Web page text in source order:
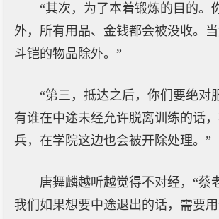
“其次，为了本着锻炼的目的。
外，所有用品、金钱都会被没收。
斗铠的物品除外。”
“第三，抵达之后，你们要绝对
有谁在中途未经允许脱离训练的话
兵，在学院这边也会被开除处理。”
唐舞麟越听越觉得不对经，“蔡
我们如果想要中途退出的话，需要